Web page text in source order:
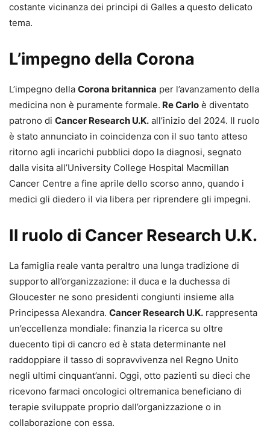
costante vicinanza dei principi di Galles a questo delicato
tema.
L’impegno della Corona
L’impegno della Corona britannica per l’avanzamento della
medicina non è puramente formale. Re Carlo è diventato
patrono di Cancer Research U.K. all’inizio del 2024. Il ruolo
è stato annunciato in coincidenza con il suo tanto atteso
ritorno agli incarichi pubblici dopo la diagnosi, segnato
dalla visita all’University College Hospital Macmillan
Cancer Centre a fine aprile dello scorso anno, quando i
medici gli diedero il via libera per riprendere gli impegni.
Il ruolo di Cancer Research U.K.
La famiglia reale vanta peraltro una lunga tradizione di
supporto all’organizzazione: il duca e la duchessa di
Gloucester ne sono presidenti congiunti insieme alla
Principessa Alexandra. Cancer Research U.K. rappresenta
un’eccellenza mondiale: finanzia la ricerca su oltre
duecento tipi di cancro ed è stata determinante nel
raddoppiare il tasso di sopravvivenza nel Regno Unito
negli ultimi cinquant’anni. Oggi, otto pazienti su dieci che
ricevono farmaci oncologici oltremanica beneficiano di
terapie sviluppate proprio dall’organizzazione o in
collaborazione con essa.